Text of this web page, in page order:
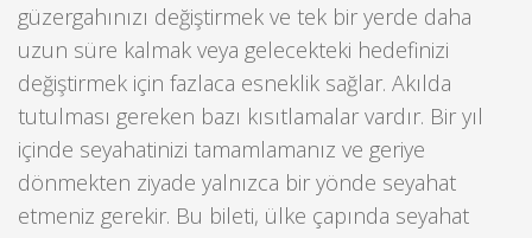
güzergahınızı değiştirmek ve tek bir yerde daha
uzun süre kalmak veya gelecekteki hedefinizi
değiştirmek için fazlaca esneklik sağlar. Akılda
tutulması gereken bazı kısıtlamalar vardır. Bir yıl
içinde seyahatinizi tamamlamanız ve geriye
dönmekten ziyade yalnızca bir yönde seyahat
etmeniz gerekir. Bu bileti, ülke çapında seyahat